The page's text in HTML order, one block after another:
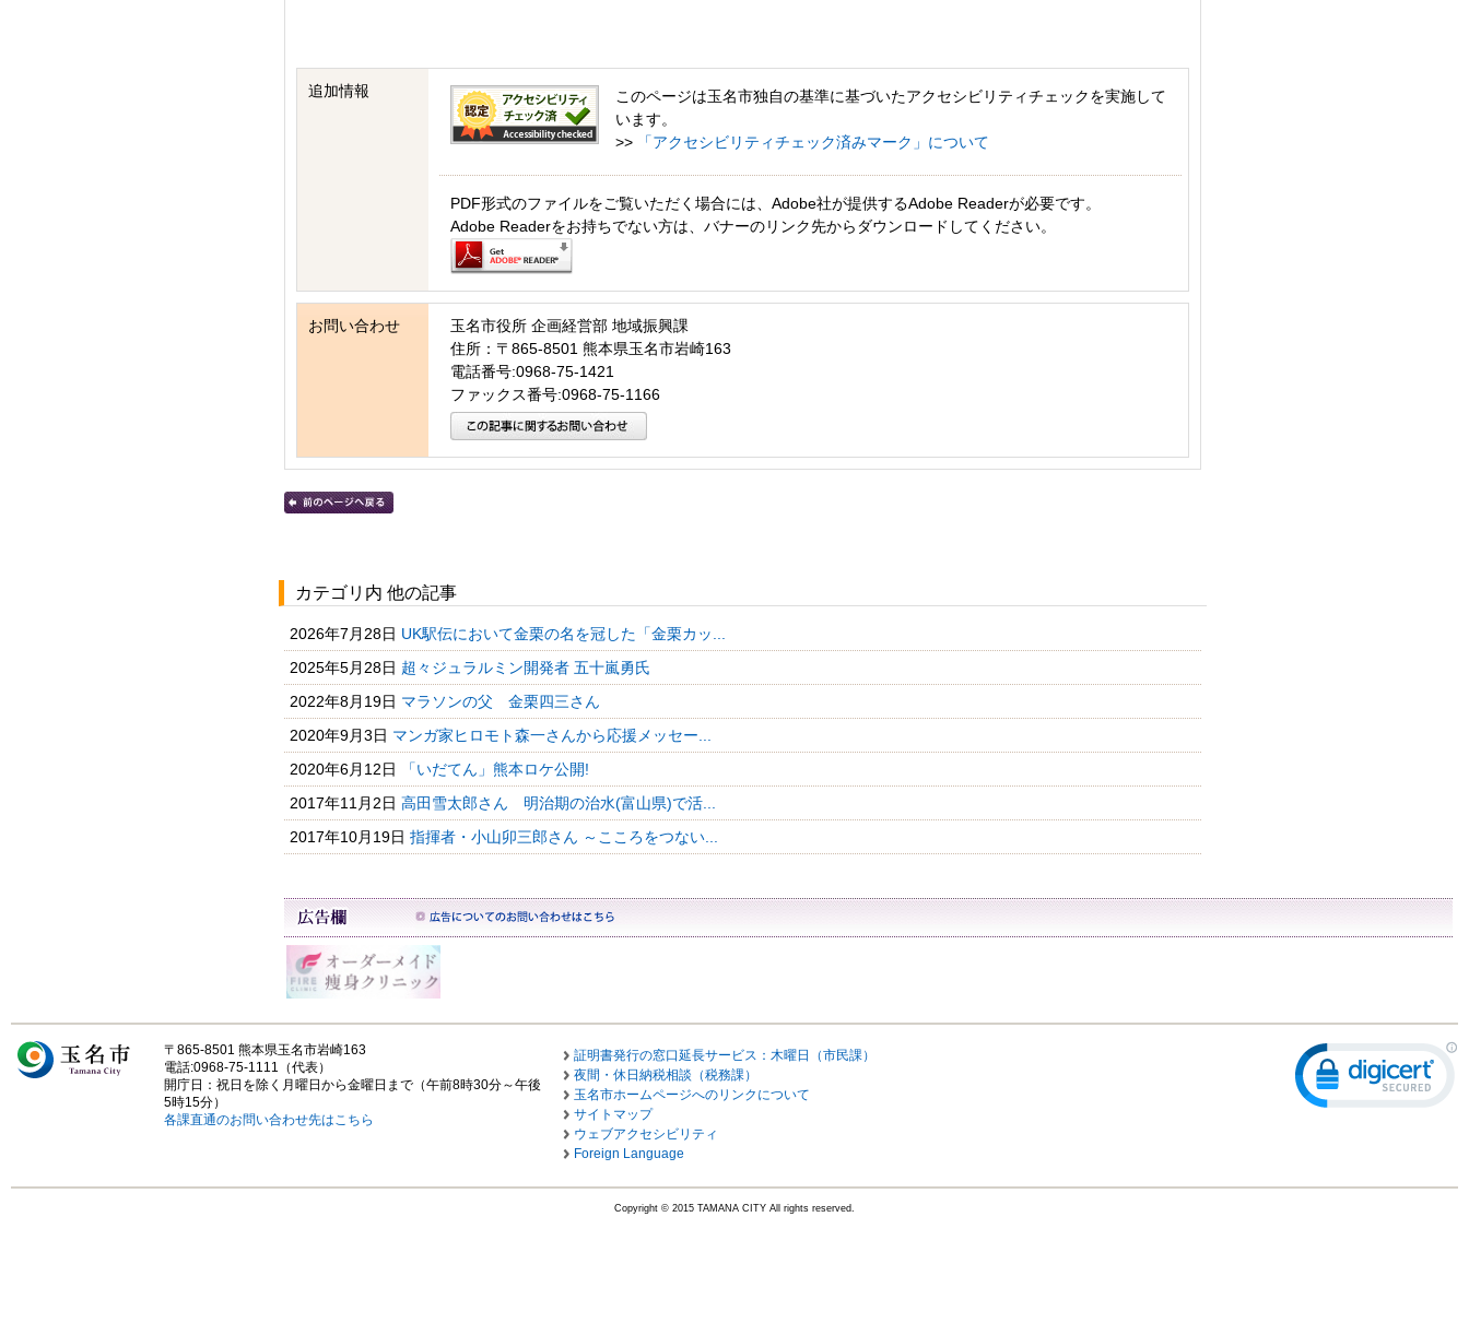
追加情報
このページは玉名市独自の基準に基づいたアクセシビリティチェックを実施して
います。
>>
「アクセシビリティチェック済みマーク」について
PDF形式のファイルをご覧いただく場合には、Adobe社が提供するAdobe Readerが必要です。
Adobe Readerをお持ちでない方は、バナーのリンク先からダウンロードしてください。
お問い合わせ
玉名市役所 企画経営部 地域振興課
住所：〒865-8501 熊本県玉名市岩崎163
電話番号:0968-75-1421
ファックス番号:0968-75-1166
カテゴリ内 他の記事
2026年7月28日 UK駅伝において金栗の名を冠した「金栗カッ...
2025年5月28日 超々ジュラルミン開発者 五十嵐勇氏
2022年8月19日 マラソンの父 金栗四三さん
2020年9月3日 マンガ家ヒロモト森一さんから応援メッセー...
2020年6月12日
「いだてん」熊本ロケ公開!
2017年11月2日 高田雪太郎さん 明治期の治水(富山県)で活...
2017年10月19日 指揮者・小山卯三郎さん ～こころをつない...
〒865-8501 熊本県玉名市岩崎163
電話:0968-75-1111（代表）
開庁日：祝日を除く月曜日から金曜日まで（午前8時30分～午後
5時15分）
各課直通のお問い合わせ先はこちら
証明書発行の窓口延長サービス：木曜日（市民課）
夜間・休日納税相談（税務課）
玉名市ホームページへのリンクについて
サイトマップ
ウェブアクセシビリティ
Foreign Language
Copyright © 2015 TAMANA CITY All rights reserved.